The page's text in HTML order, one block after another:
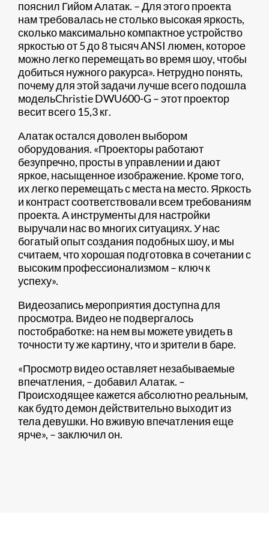
пояснил Гийом Алатак. – Для этого проекта
нам требовалась не столько высокая яркость,
сколько максимально компактное устройство
яркостью от 5 до 8 тысяч ANSI люмен, которое
можно легко перемещать во время шоу, чтобы
добиться нужного ракурса». Нетрудно понять,
почему для этой задачи лучше всего подошла
модельChristie DWU600-G – этот проектор
весит всего 15,3 кг.
Алатак остался доволен выбором
оборудования. «Проекторы работают
безупречно, просты в управлении и дают
яркое, насыщенное изображение. Кроме того,
их легко перемещать с места на место. Яркость
и контраст соответствовали всем требованиям
проекта. А инструменты для настройки
выручали нас во многих ситуациях. У нас
богатый опыт создания подобных шоу, и мы
считаем, что хорошая подготовка в сочетании с
высоким профессионализмом – ключ к
успеху».
Видеозапись мероприятия доступна для
просмотра. Видео не подвергалось
постобработке: на нем вы можете увидеть в
точности ту же картину, что и зрители в баре.
«Просмотр видео оставляет незабываемые
впечатления, – добавил Алатак. –
Происходящее кажется абсолютно реальным,
как будто демон действительно выходит из
тела девушки. Но вживую впечатления еще
ярче», – заключил он.